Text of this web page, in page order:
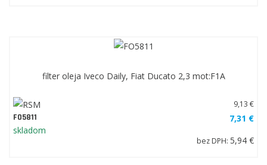
filter oleja Iveco Daily, Fiat Ducato 2,3 mot:F1A
FO5811
skladom
9,13 €
7,31 €
bez DPH: 5,94 €